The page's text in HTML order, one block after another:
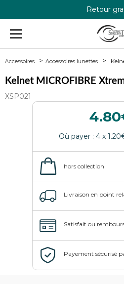
Retour
+33 4 79
Accessoires Accessoires lunettes
Kelnet MICROFIBRE
XSP021
4.80